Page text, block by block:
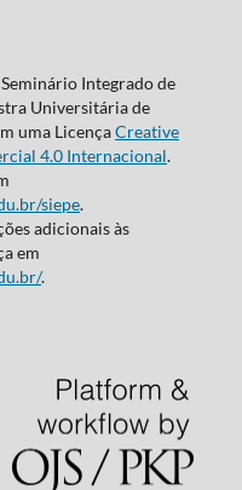
Integrado de
Universitária de
uma LicençaCreative
4.0 Internacional.
siepe.
adicionais às
em
.